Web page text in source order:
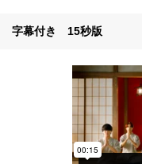
字幕付き 15秒版